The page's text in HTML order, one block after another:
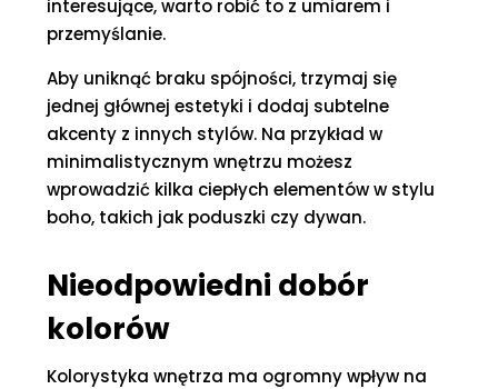
interesujące, warto robić to z umiarem i
przemyślanie.
Aby uniknąć braku spójności, trzymaj się
jednej głównej estetyki i dodaj subtelne
akcenty z innych stylów. Na przykład w
minimalistycznym wnętrzu możesz
wprowadzić kilka ciepłych elementów w stylu
boho, takich jak poduszki czy dywan.
Nieodpowiedni dobór
kolorów
Kolorystyka wnętrza ma ogromny wpływ na